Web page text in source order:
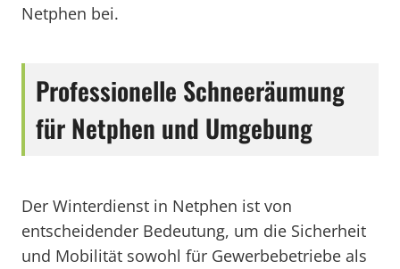
Netphen bei.
Professionelle Schneeräumung
für Netphen und Umgebung
Der Winterdienst in Netphen ist von
entscheidender Bedeutung, um die Sicherheit
und Mobilität sowohl für Gewerbebetriebe als